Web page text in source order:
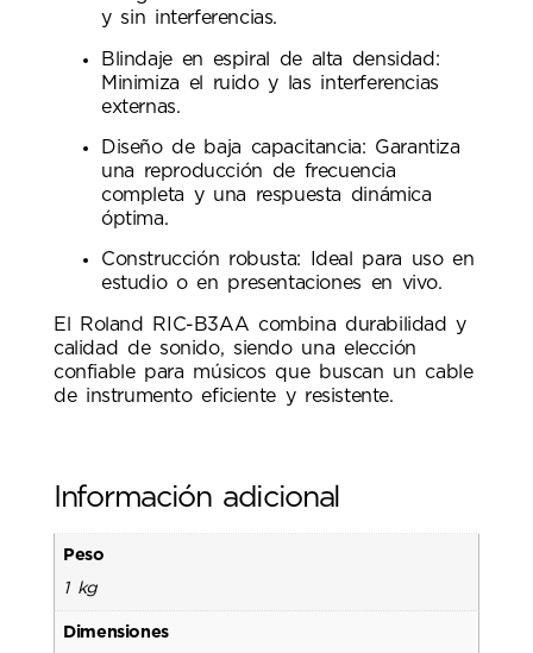
y sin interferencias.
Blindaje en espiral de alta densidad:
Minimiza el ruido y las interferencias
externas.
Diseño de baja capacitancia: Garantiza
una reproducción de frecuencia
completa y una respuesta dinámica
óptima.
Construcción robusta: Ideal para uso en
estudio o en presentaciones en vivo.
El Roland RIC-B3AA combina durabilidad y
calidad de sonido, siendo una elección
confiable para músicos que buscan un cable
de instrumento eficiente y resistente.
Información adicional
Peso
1 kg
Dimensiones